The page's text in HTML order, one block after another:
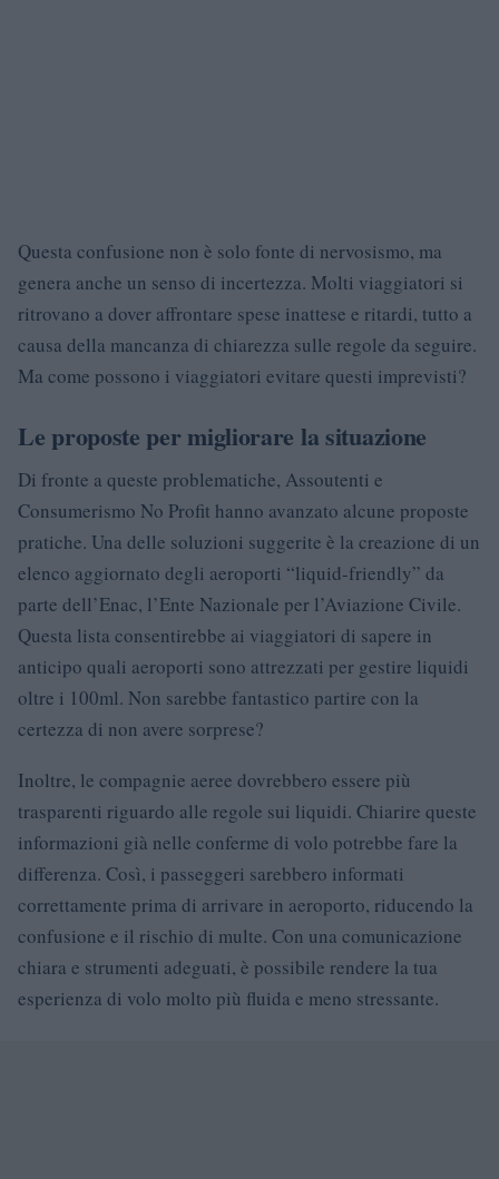
Questa confusione non è solo fonte di nervosismo, ma
genera anche un senso di incertezza. Molti viaggiatori si
ritrovano a dover affrontare spese inattese e ritardi, tutto a
causa della mancanza di chiarezza sulle regole da seguire.
Ma come possono i viaggiatori evitare questi imprevisti?
Le proposte per migliorare la situazione
Di fronte a queste problematiche, Assoutenti e
Consumerismo No Profit hanno avanzato alcune proposte
pratiche. Una delle soluzioni suggerite è la creazione di un
elenco aggiornato degli aeroporti “liquid-friendly” da
parte dell’Enac, l’Ente Nazionale per l’Aviazione Civile.
Questa lista consentirebbe ai viaggiatori di sapere in
anticipo quali aeroporti sono attrezzati per gestire liquidi
oltre i 100ml. Non sarebbe fantastico partire con la
certezza di non avere sorprese?
Inoltre, le compagnie aeree dovrebbero essere più
trasparenti riguardo alle regole sui liquidi. Chiarire queste
informazioni già nelle conferme di volo potrebbe fare la
differenza. Così, i passeggeri sarebbero informati
correttamente prima di arrivare in aeroporto, riducendo la
confusione e il rischio di multe. Con una comunicazione
chiara e strumenti adeguati, è possibile rendere la tua
esperienza di volo molto più fluida e meno stressante.